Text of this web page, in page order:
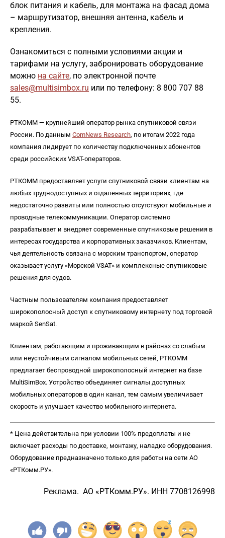
блок питания и кабель, для монтажа на фасад дома
– маршрутизатор, внешняя антенна, кабель и
крепления.
Ознакомиться с полными условиями акции и
тарифами на услугу, забронировать оборудование
можно на сайте, по электронной почте
sales@multisimbox.ru или по телефону: 8 800 707 88
55.
РТКОММ — крупнейший оператор рынка спутниковой связи
России. По данным ComNews Research, по итогам 2022 года
компания лидирует по количеству подключенных абонентов
среди российских VSAT-операторов.
РТКОММ предоставляет услуги спутниковой связи клиентам на
любых труднодоступных и отдаленных территориях, где
недостаточно развиты или полностью отсутствуют мобильные и
проводные телекоммуникации. Оператор системно
разрабатывает и внедряет современные спутниковые решения в
интересах государства и корпоративных заказчиков. Клиентам,
чья деятельность связана с морским транспортом, оператор
оказывает услугу «Морской VSAT» и комплексные спутниковые
решения для судов.
Частным пользователям компания предоставляет
широкополосный доступ к спутниковому интернету под торговой
маркой SenSat.
Клиентам, работающим и проживающим в районах со слабым
или неустойчивым сигналом мобильных сетей, РТКОММ
предлагает беспроводной широкополосный интернет на базе
MultiSimBox. Устройство объединяет сигналы доступных
мобильных операторов в один канал, тем самым увеличивает
скорость и улучшает качество мобильного интернета.
* Цена действительна при условии 100% предоплаты и не
включает расходы по доставке, монтажу, наладке оборудования.
Оборудование предназначено только для работы на сети АО
«РТКомм.РУ».
Реклама. АО «РТКомм.РУ». ИНН 7708126998